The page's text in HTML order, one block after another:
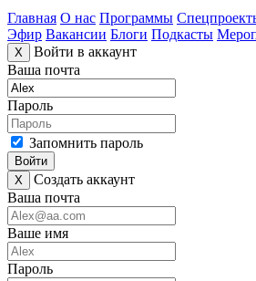
Главная О нас Программы
Эфир Вакансии Блоги Подкасты
X
Войти в аккаунт
Ваша почта
Пароль
Запомнить пароль
Войти
X
Создать аккаунт
Ваша почта
Ваше имя
Пароль